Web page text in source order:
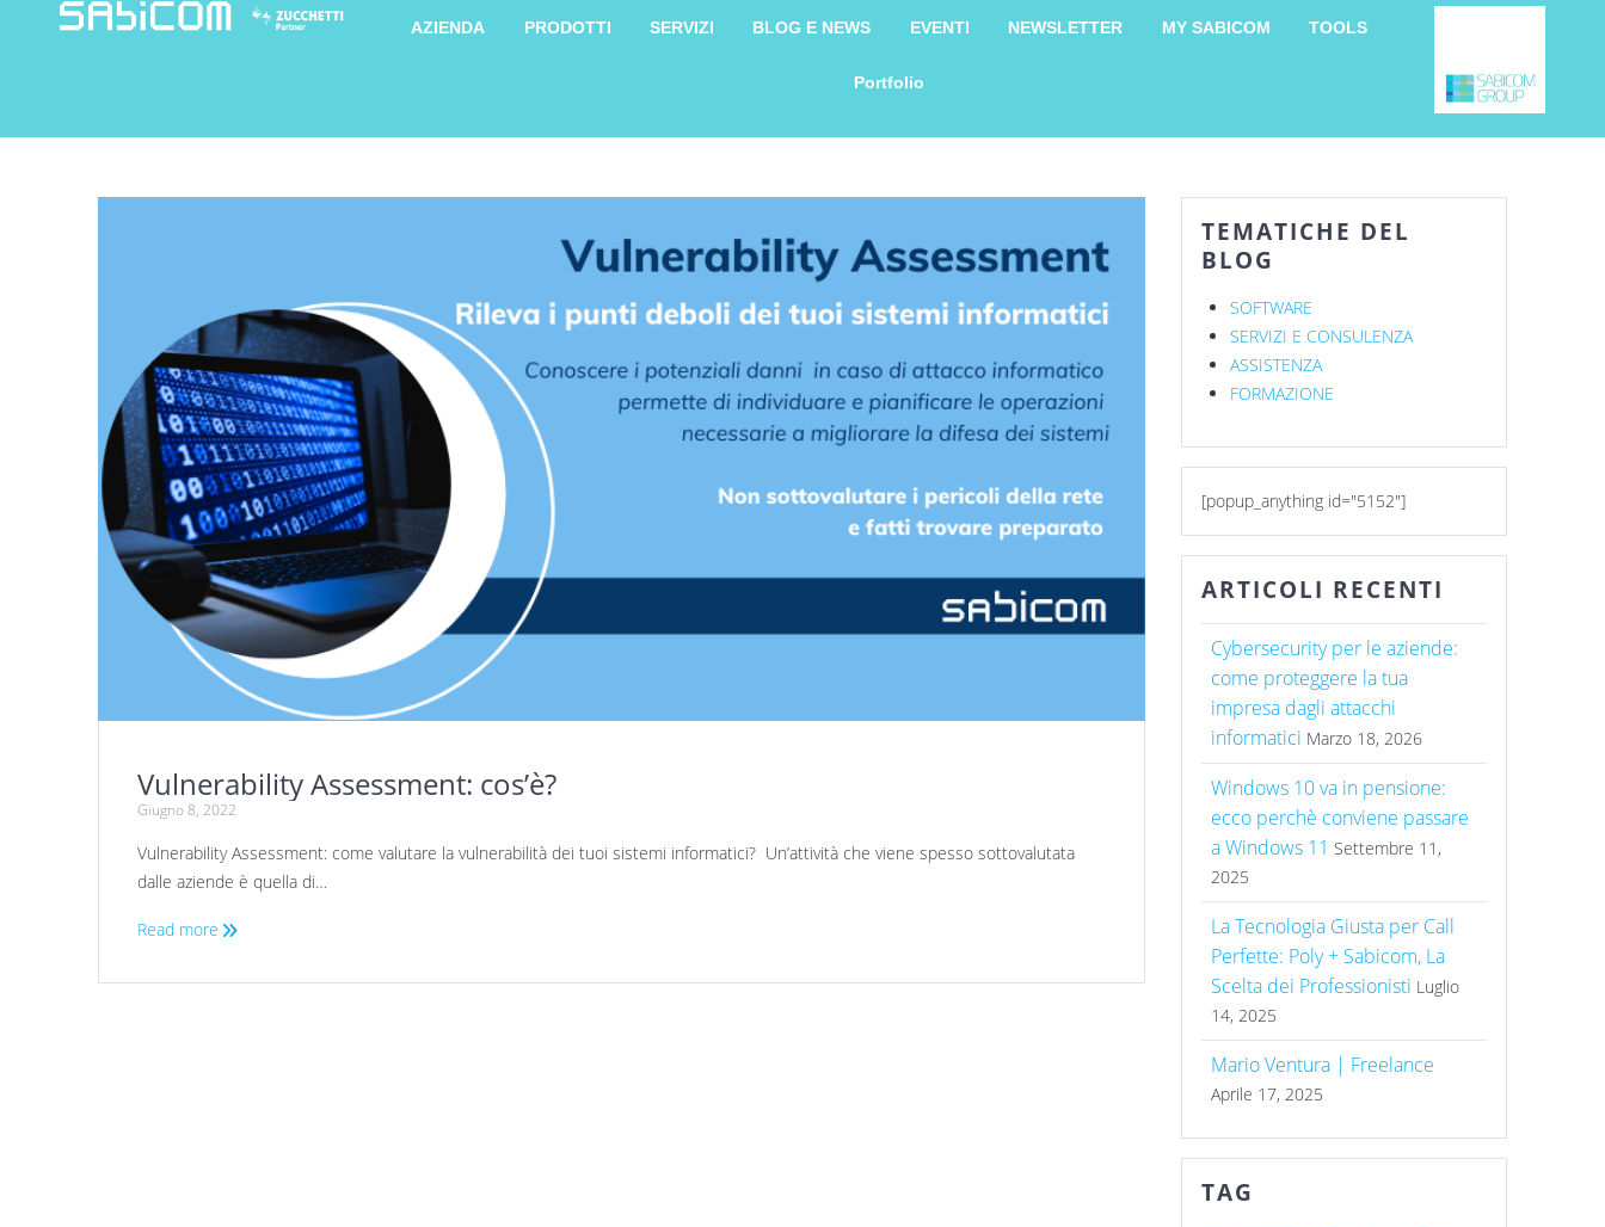
AZIENDA PRODOTTI SERVIZI BLOG E NEWS EVENTI NEWSLETTER MY SABICOM TOOLS
Portfolio
Vulnerability Assessment: cos’è?
Giugno 8, 2022
Vulnerability Assessment: come valutare la vulnerabilità dei tuoi sistemi informatici? Un’attività che viene spesso sottovalutata
dalle aziende è quella di…
Read more
TEMATICHE DEL
BLOG
SOFTWARE
SERVIZI E CONSULENZA
ASSISTENZA
FORMAZIONE
[popup_anything id="5152"]
ARTICOLI RECENTI
Cybersecurity per le aziende:
come proteggere la tua
impresa dagli attacchi
informatici Marzo 18, 2026
Windows 10 va in pensione:
ecco perchè conviene passare
a Windows 11 Settembre 11,
2025
La Tecnologia Giusta per Call
Perfette: Poly + Sabicom, La
Scelta dei Professionisti Luglio
14, 2025
Mario Ventura | Freelance
Aprile 17, 2025
TAG